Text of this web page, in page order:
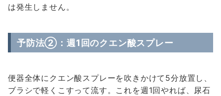
は発生しません。
予防法②：週1回のクエン酸スプレー
便器全体にクエン酸スプレーを吹きかけて5分放置し、
ブラシで軽くこすって流す。これを週1回やれば、尿石